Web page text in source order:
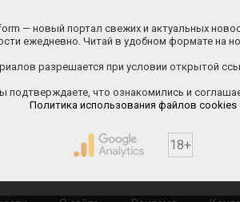
— новый портал свежих и актуальных
ежедневно. Читай в удобном формате на
разрешается при условии открытой
что ознакомились и
Политика использования файлов cookies
18+